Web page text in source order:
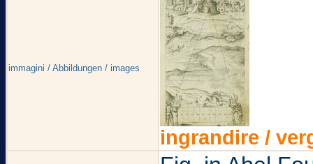
immagini / Abbildungen / images
ingrandire /